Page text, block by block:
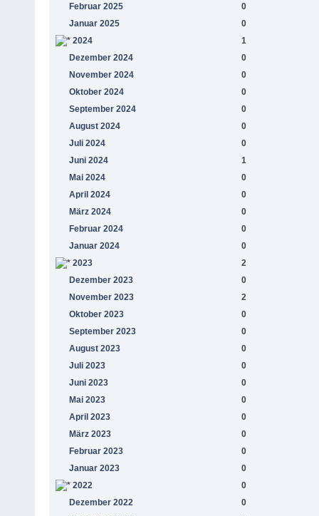
Februar 2025
0
Januar 2025
0
2024
1
Dezember 2024
0
November 2024
0
Oktober 2024
0
September 2024
0
August 2024
0
Juli 2024
0
Juni 2024
1
Mai 2024
0
April 2024
0
März 2024
0
Februar 2024
0
Januar 2024
0
2023
2
Dezember 2023
0
November 2023
2
Oktober 2023
0
September 2023
0
August 2023
0
Juli 2023
0
Juni 2023
0
Mai 2023
0
April 2023
0
März 2023
0
Februar 2023
0
Januar 2023
0
2022
0
Dezember 2022
0